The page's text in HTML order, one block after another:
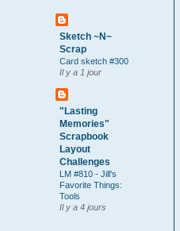
Sketch ~N~
Scrap
Card sketch #300
Il y a 1 jour
"Lasting
Memories"
Scrapbook
Layout
Challenges
LM #810 - Jill's
Favorite Things:
Tools
Il y a 4 jours